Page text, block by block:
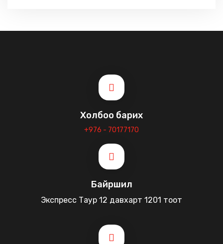
Холбоо барих
+976 - 70177170
Байршил
Экспресс Таур 12 давхарт 1201 тоот